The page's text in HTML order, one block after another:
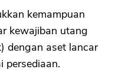
kemampuan
kewajiban utang
dengan aset lancar
persediaan.